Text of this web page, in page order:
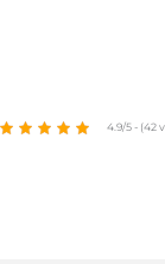
4.9/5 - (42